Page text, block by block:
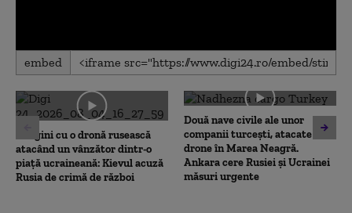
0
seconds
0
seconds
embed
Imagini cu o dronă rusească
atacând un vânzător dintr-o
piață ucraineană: Kievul acuză
Rusia de crimă de război
Două nave civile ale unor
companii turcești, atacate cu
drone în Marea Neagră.
Ankara cere Rusiei și Ucrainei
măsuri urgente